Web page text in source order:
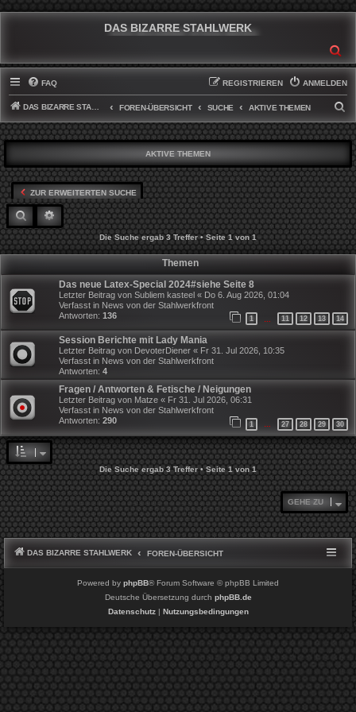
DAS BIZARRE STAHLWERK
FAQ ANMELDEN
REGISTRIEREN
DAS BIZARRE STAHLWERK FOREN-ÜBERSICHT SUCHE AKTIVE THEMEN
U
C
H
E
AKTIVE THEMEN
ZUR ERWEITERTEN SUCHE
SUCHE ERWEITERTE SUCHE
Die Suche ergab 3 Treffer • Seite1von1
Themen
Das neue Latex-Special 2024#siehe Seite 8
Letzter Beitrag von Subliem kasteel « Do 6. Aug 2026, 01:04
Verfasst in News von der Stahlwerkfront
Antworten: 136 1 11 12 13 14
Session Berichte mit Lady Mania
Letzter Beitrag von DevoterDiener « Fr 31. Jul 2026, 10:35
Verfasst in News von der Stahlwerkfront
Antworten: 4
Fragen / Antworten & Fetische / Neigungen
Letzter Beitrag von Matze « Fr 31. Jul 2026, 06:31
Verfasst in News von der Stahlwerkfront
Antworten: 290 1 … 27 28 29 30
Die Suche ergab 3 Treffer • Seite1von1
GEHE ZU
DAS BIZARRE STAHLWERK FOREN-ÜBERSICHT
Powered by phpBB® Forum Software © phpBB Limited
Deutsche Übersetzung durch phpBB.de
Datenschutz| Nutzungsbedingungen